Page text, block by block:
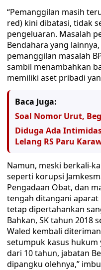
“Pemanggilan masih
red) kini dibatasi, tidak
pengeluaran. Masalah
Bendahara yang
pemanggilan masalah
sambil menambahkan
memiliki aset pribadi
Baca Juga:
Soal Nomor Urut,
Diduga Ada
Lelang RS Paru
Namun, meski berkali-
seperti korupsi
Pengadaan Obat, dan
tengah ditangani aparat
tetap dipertahankan
Bahkan, SK tahun 2018
Waled kembali
setumpuk kasus hukum
dari 10 tahun, jabatan
dipangku olehnya,”